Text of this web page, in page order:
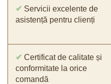
✔ Servicii excelente de
asistență pentru clienți
✔ Certificat de calitate și
conformitate la orice
comandă